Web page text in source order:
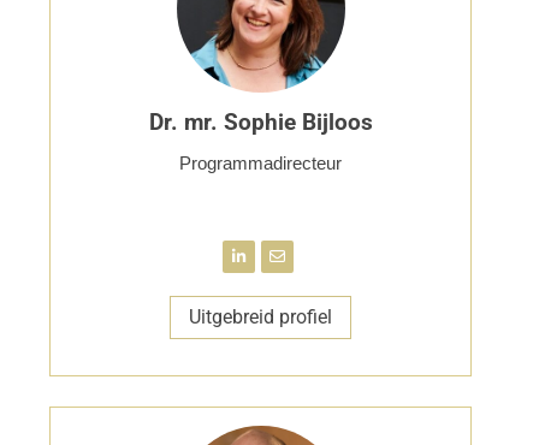
Dr. mr. Sophie Bijloos
Programmadirecteur
Uitgebreid profiel